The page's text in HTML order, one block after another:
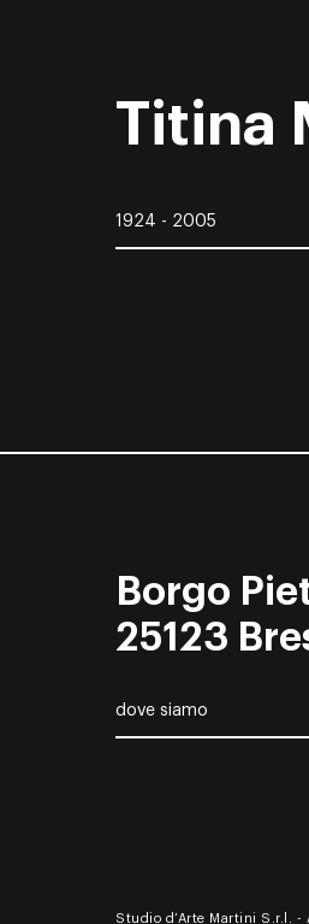
Titina
1924 - 2005
Borgo
25123
dove siamo
Studio d’Arte Martini S.r.l. -